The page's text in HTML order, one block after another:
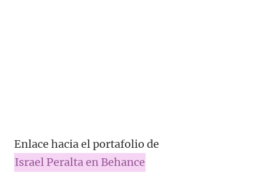
Enlace hacia el portafolio de
Israel Peralta en Behance